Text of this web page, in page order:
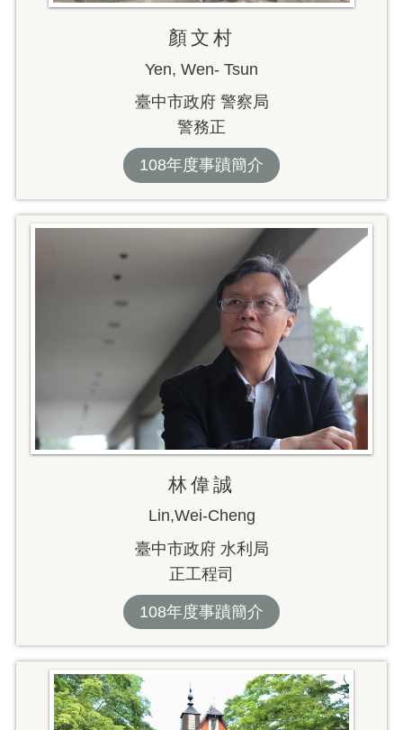
顏文村
Yen, Wen- Tsun
臺中市政府 警察局
警務正
108年度事蹟簡介
林偉誠
Lin,Wei-Cheng
臺中市政府 水利局
正工程司
108年度事蹟簡介